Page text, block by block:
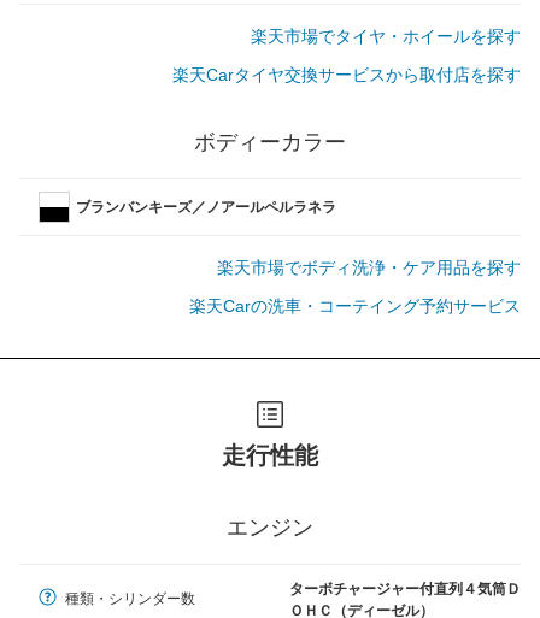
楽天市場でタイヤ・ホイールを探す
楽天Carタイヤ交換サービスから取付店を探す
ボディーカラー
ブランバンキーズ／ノアールペルラネラ
楽天市場でボディ洗浄・ケア用品を探す
楽天Carの洗車・コーテイング予約サービス
走行性能
エンジン
種類・シリンダー数
ターボチャージャー付直列４気筒Ｄ
ＯＨＣ（ディーゼル）